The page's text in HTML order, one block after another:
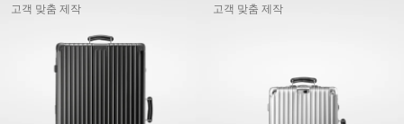
고객 맞춤 제작 고객 맞춤 제작